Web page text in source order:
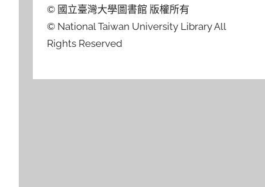
© 國立臺灣大學圖書館 版權所有
© National Taiwan University Library All
Rights Reserved